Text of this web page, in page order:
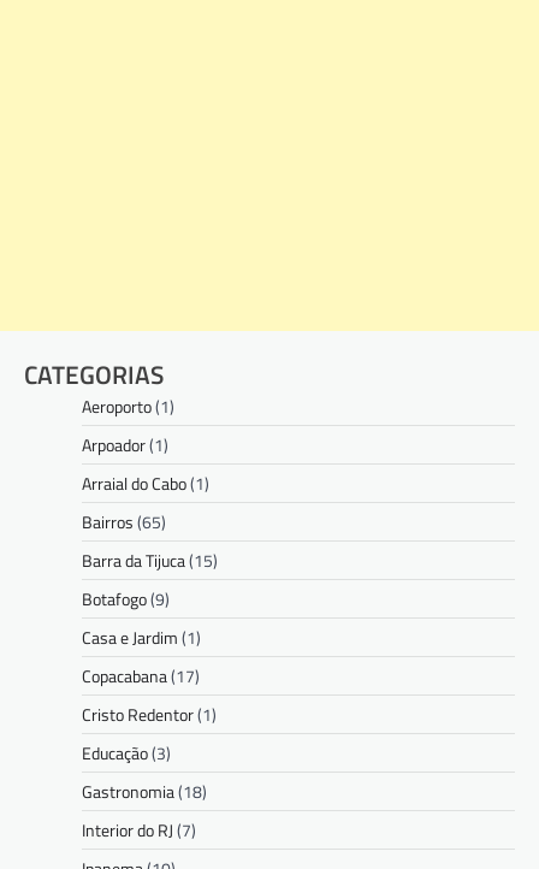
CATEGORIAS
Aeroporto(1)
Arpoador(1)
Arraial do Cabo(1)
Bairros(65)
Barra da Tijuca(15)
Botafogo(9)
Casa e Jardim(1)
Copacabana(17)
Cristo Redentor(1)
Educação(3)
Gastronomia(18)
Interior do RJ(7)